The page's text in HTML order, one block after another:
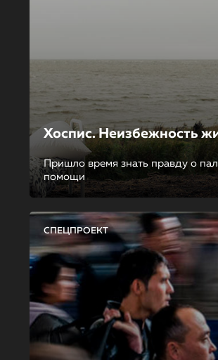
Хоспис. Неизбежность
Пришло время знать правду о
помощи
СПЕЦПРОЕКТ